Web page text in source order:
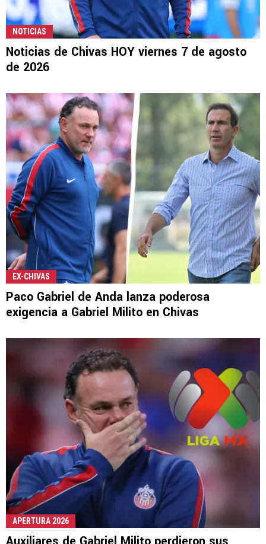
NOTICIAS
Noticias de Chivas HOY viernes 7 de agosto
de 2026
EX-CHIVAS
Paco Gabriel de Anda lanza poderosa
exigencia a Gabriel Milito en Chivas
APERTURA 2026